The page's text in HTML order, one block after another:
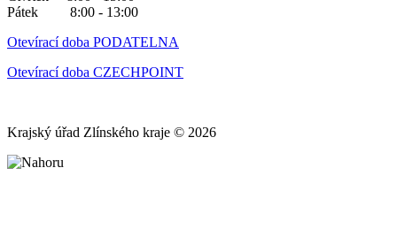
Pátek 8:00 - 13:00
Otevírací doba PODATELNA
Otevírací doba CZECHPOINT
Krajský úřad Zlínského kraje © 2026